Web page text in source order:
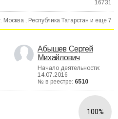
16731
Москва , Республика Татарстан и еще 7
Абышев Сергей
Михайлович
Начало деятельности:
14.07.2016
№ в реестре: 6510
100%